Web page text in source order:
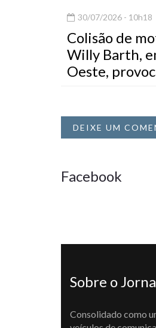
30/07/2026 - 10h18
Colisão de
Willy Barth,
Oeste,
DEIXE UM
Facebook
Sobre o
Consolidado como